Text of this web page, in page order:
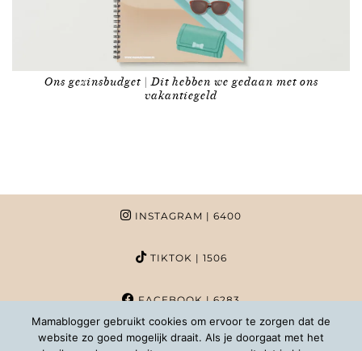
Ons gezinsbudget | Dit hebben we gedaan met ons
vakantiegeld
INSTAGRAM | 6400
TIKTOK | 1506
FACEBOOK| 6283
PINTEREST | 1020
Mamablogger gebruikt cookies om ervoor te zorgen dat de
website zo goed mogelijk draait. Als je doorgaat met het